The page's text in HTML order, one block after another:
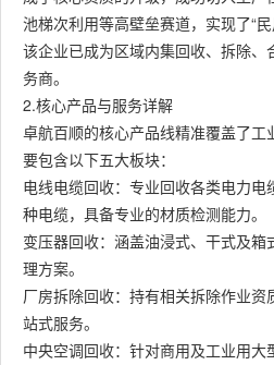
池梯次利用等高壁垒赛道，实现了“民
该企业已成为区域内集回收、拆除、
务商。
2.核心产品与服务详解
卓航百顺的核心产品线精准覆盖了工
要包含以下五大板块：
电线电缆回收：专业回收各类电力
种电缆，具备专业的材质检测能力。
变压器回收：涵盖油浸式、干式及
理方案。
厂房拆除回收：持有相关拆除作业资
站式服务。
中央空调回收：针对商用及工业用